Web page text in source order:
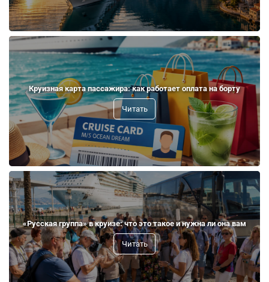
Круизная карта пассажира: как работает оплата на борту
Читать
«Русская группа» в круизе: что это такое и нужна ли она вам
Читать